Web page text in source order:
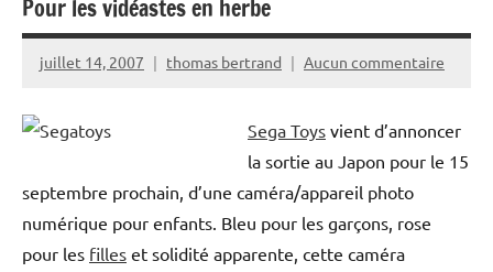
Pour les vidéastes en herbe
juillet 14, 2007 thomas bertrand Aucun commentaire
Sega Toys vient d’annoncer
la sortie au Japon pour le 15
septembre prochain, d’une caméra/appareil photo
numérique pour enfants. Bleu pour les garçons, rose
pour les filles et solidité apparente, cette caméra